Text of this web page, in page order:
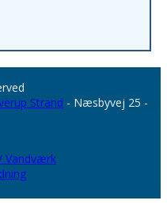
Strand - Næsbyvej 25 -
Vandværk